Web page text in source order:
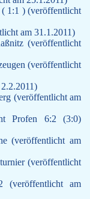
1:1 ) (veröffentlicht
am 31.1.2011)
(veröffentlicht
(veröffentlicht
(veröffentlicht am
Profen 6:2 (3:0)
(veröffentlicht am
(veröffentlicht
(veröffentlicht am